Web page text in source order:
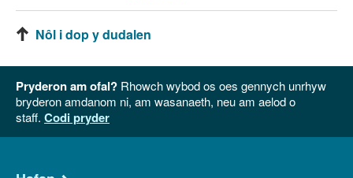
Nôl i dop y dudalen
Pryderon am ofal? Rhowch wybod os oes gennych unrhyw
bryderon amdanom ni, am wasanaeth, neu am aelod o
staff. Codi pryder